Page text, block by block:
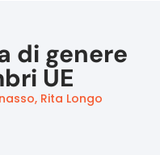
di genere
UE
Rita Longo